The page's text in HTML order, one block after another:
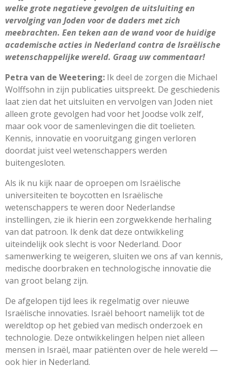
welke grote negatieve gevolgen de uitsluiting en
vervolging van Joden voor de daders met zich
meebrachten. Een teken aan de wand voor de huidige
academische acties in Nederland contra de Israëlische
wetenschappelijke wereld. Graag uw commentaar!
Petra van de Weetering: Ik deel de zorgen die Michael
Wolffsohn in zijn publicaties uitspreekt. De geschiedenis
laat zien dat het uitsluiten en vervolgen van Joden niet
alleen grote gevolgen had voor het Joodse volk zelf,
maar ook voor de samenlevingen die dit toelieten.
Kennis, innovatie en vooruitgang gingen verloren
doordat juist veel wetenschappers werden
buitengesloten.
Als ik nu kijk naar de oproepen om Israëlische
universiteiten te boycotten en Israëlische
wetenschappers te weren door Nederlandse
instellingen, zie ik hierin een zorgwekkende herhaling
van dat patroon. Ik denk dat deze ontwikkeling
uiteindelijk ook slecht is voor Nederland. Door
samenwerking te weigeren, sluiten we ons af van kennis,
medische doorbraken en technologische innovatie die
van groot belang zijn.
De afgelopen tijd lees ik regelmatig over nieuwe
Israëlische innovaties. Israël behoort namelijk tot de
wereldtop op het gebied van medisch onderzoek en
technologie. Deze ontwikkelingen helpen niet alleen
mensen in Israël, maar patiënten over de hele wereld —
ook hier in Nederland.